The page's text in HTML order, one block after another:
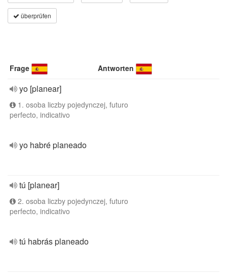
überprüfen
Frage Antworten
yo [planear]
1. osoba liczby pojedynczej, futuro
perfecto, indicativo
yo habré planeado
tú [planear]
2. osoba liczby pojedynczej, futuro
perfecto, indicativo
tú habrás planeado